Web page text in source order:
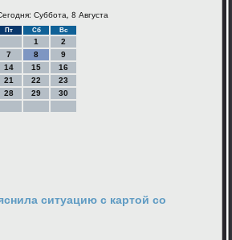
Суббота, 8 Августа
Пт Сб Вс
1
2
7 8
9
14 15
16
21 22
23
28 29
30
ситуацию с картой со